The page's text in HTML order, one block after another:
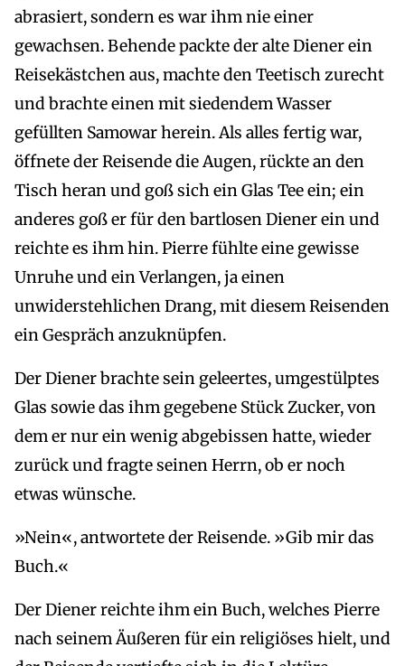
abrasiert, sondern es war ihm nie einer
gewachsen. Behende packte der alte Diener ein
Reisekästchen aus, machte den Teetisch zurecht
und brachte einen mit siedendem Wasser
gefüllten Samowar herein. Als alles fertig war,
öffnete der Reisende die Augen, rückte an den
Tisch heran und goß sich ein Glas Tee ein; ein
anderes goß er für den bartlosen Diener ein und
reichte es ihm hin. Pierre fühlte eine gewisse
Unruhe und ein Verlangen, ja einen
unwiderstehlichen Drang, mit diesem Reisenden
ein Gespräch anzuknüpfen.
Der Diener brachte sein geleertes, umgestülptes
Glas sowie das ihm gegebene Stück Zucker, von
dem er nur ein wenig abgebissen hatte, wieder
zurück und fragte seinen Herrn, ob er noch
etwas wünsche.
»Nein«, antwortete der Reisende. »Gib mir das
Buch.«
Der Diener reichte ihm ein Buch, welches Pierre
nach seinem Äußeren für ein religiöses hielt, und